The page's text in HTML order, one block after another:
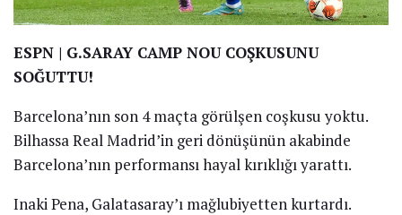
ESPN | G.SARAY CAMP NOU COŞKUSUNU
SOĞUTTU!
Barcelona’nın son 4 maçta görülşen coşkusu yoktu.
Bilhassa Real Madrid’in geri dönüşünün akabinde
Barcelona’nın performansı hayal kırıklığı yarattı.
Inaki Pena, Galatasaray’ı mağlubiyetten kurtardı.